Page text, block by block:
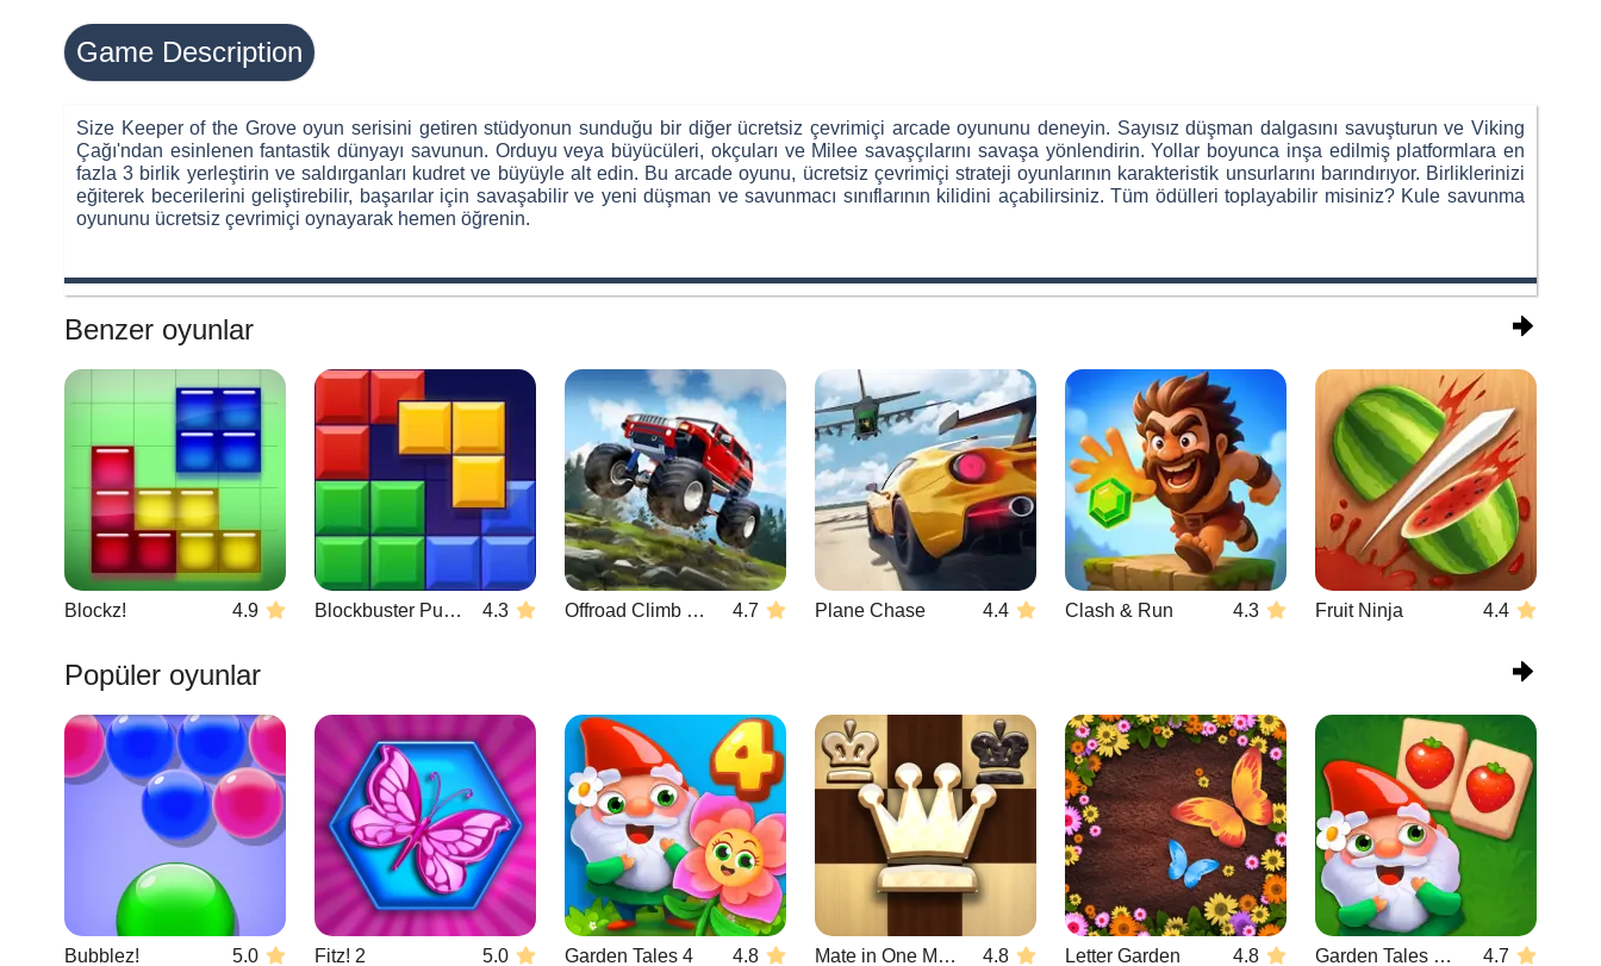
Game Description
Size Keeper of the Grove oyun serisini getiren stüdyonun sunduğu bir diğer ücretsiz çevrimiçi arcade oyununu deneyin. Sayısız düşman dalgasını savuşturun ve Viking
Çağı'ndan esinlenen fantastik dünyayı savunun. Orduyu veya büyücüleri, okçuları ve Milee savaşçılarını savaşa yönlendirin. Yollar boyunca inşa edilmiş platformlara en
fazla 3 birlik yerleştirin ve saldırganları kudret ve büyüyle alt edin. Bu arcade oyunu, ücretsiz çevrimiçi strateji oyunlarının karakteristik unsurlarını barındırıyor. Birliklerinizi
eğiterek becerilerini geliştirebilir, başarılar için savaşabilir ve yeni düşman ve savunmacı sınıflarının kilidini açabilirsiniz. Tüm ödülleri toplayabilir misiniz? Kule savunma
oyununu ücretsiz çevrimiçi oynayarak hemen öğrenin.
Benzer oyunlar
Blockz! 4.9 Blockbuster Puzzle 4.3 Offroad Climb 4x4 4.7 Plane Chase 4.4 Clash & Run 4.3 Fruit Ninja 4.4
Popüler oyunlar
Bubblez! 5.0 Fitz! 2 5.0 Garden Tales 4 4.8 Mate in One Move 4.8 Letter Garden 4.8 Garden Tales Mahjong 4.7